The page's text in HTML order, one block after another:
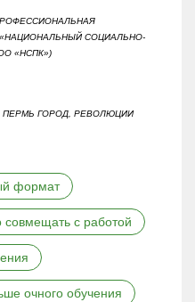
формат
с работой
очного обучения
СОЦИАЛЬНО-
«НСПК»)
ПЕРМЬ ГОРОД, РЕВОЛЮЦИИ